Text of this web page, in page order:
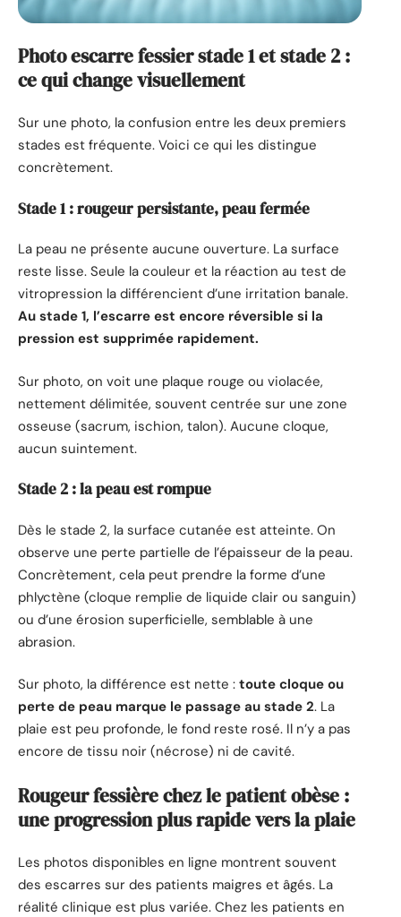
Photo escarre fessier stade 1 et stade 2 :
ce qui change visuellement
Sur une photo, la confusion entre les deux premiers
stades est fréquente. Voici ce qui les distingue
concrètement.
Stade 1 : rougeur persistante, peau fermée
La peau ne présente aucune ouverture. La surface
reste lisse. Seule la couleur et la réaction au test de
vitropression la différencient d’une irritation banale.
Au stade 1, l’escarre est encore réversible si la
pression est supprimée rapidement.
Sur photo, on voit une plaque rouge ou violacée,
nettement délimitée, souvent centrée sur une zone
osseuse (sacrum, ischion, talon). Aucune cloque,
aucun suintement.
Stade 2 : la peau est rompue
Dès le stade 2, la surface cutanée est atteinte. On
observe une perte partielle de l’épaisseur de la peau.
Concrètement, cela peut prendre la forme d’une
phlyctène (cloque remplie de liquide clair ou sanguin)
ou d’une érosion superficielle, semblable à une
abrasion.
Sur photo, la différence est nette : toute cloque ou
perte de peau marque le passage au stade 2. La
plaie est peu profonde, le fond reste rosé. Il n’y a pas
encore de tissu noir (nécrose) ni de cavité.
Rougeur fessière chez le patient obèse :
une progression plus rapide vers la plaie
Les photos disponibles en ligne montrent souvent
des escarres sur des patients maigres et âgés. La
réalité clinique est plus variée. Chez les patients en